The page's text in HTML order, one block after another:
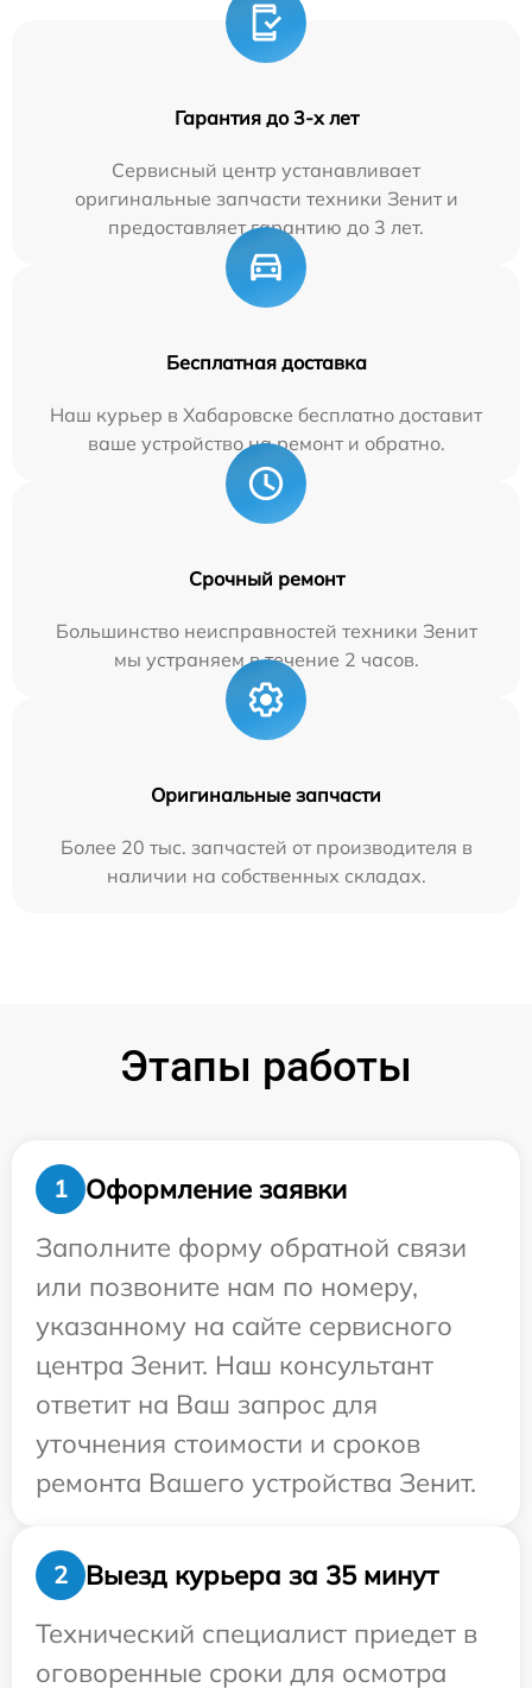
Гарантия до 3-х лет
Сервисный центр устанавливает
оригинальные запчасти техники Зенит и
предоставляет гарантию до 3 лет.
Бесплатная доставка
Наш курьер в Хабаровске бесплатно доставит
ваше устройство на ремонт и обратно.
Срочный ремонт
Большинство неисправностей техники Зенит
мы устраняем в течение 2 часов.
Оригинальные запчасти
Более 20 тыс. запчастей от производителя в
наличии на собственных складах.
Этапы работы
1
Оформление заявки
Заполните форму обратной связи
или позвоните нам по номеру,
указанному на сайте сервисного
центра Зенит. Наш консультант
ответит на Ваш запрос для
уточнения стоимости и сроков
ремонта Вашего устройства Зенит.
2
Выезд курьера за 35 минут
Технический специалист приедет в
оговоренные сроки для осмотра